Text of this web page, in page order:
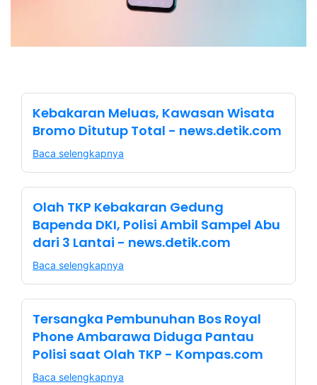
Kebakaran Meluas, Kawasan Wisata
Bromo Ditutup Total - news.detik.com
Baca selengkapnya
Olah TKP Kebakaran Gedung
Bapenda DKI, Polisi Ambil Sampel Abu
dari 3 Lantai - news.detik.com
Baca selengkapnya
Tersangka Pembunuhan Bos Royal
Phone Ambarawa Diduga Pantau
Polisi saat Olah TKP - Kompas.com
Baca selengkapnya